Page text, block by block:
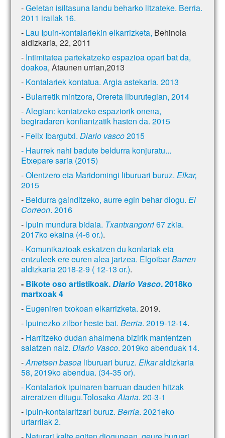
-Geletan isiltasuna landu beharko litzateke. Berria.
2011 irailak 16.
- Lau Ipuin-kontalariekin elkarrizketa, Behinola
aldizkaria, 22, 2011
- Intimitatea partekatzeko espazioa opari bat da,
doakoa, Ataunen urrian,2013
- Kontalariek kontatua. Argia astekaria. 2013
- Bularretik mintzora,Orereta liburutegian, 2014
-Alegian: kontatzeko espaziorik onena,
begiradaren konfiantzatik hasten da. 2015
- Felix Ibargutxi.Diario vasco2015
- Haurrek nahi badute beldurra konjuratu...
Etxepare saria (2015)
-Olentzero eta Maridomingi liburuari buruz.Elkar,
2015
- Beldurra gainditzeko, aurre egin behar diogu.El
Correon. 2016
- Ipuin mundura bidaia. Txantxangorri67 zkia.
2017ko ekaina (4-6 or.).
- Komunikazioak eskatzen du konlariak eta
entzuleek ere euren alea jartzea. ElgoibarBarren
aldizkaria 2018-2-9 ( 12-13 or.).
- Bikote oso artistikoak.Diario Vasco. 2018ko
martxoak 4
- Eugeniren txokoan elkarrizketa.2019.
- Ipuinezko zilbor heste bat.Berria. 2019-12-14.
- Harritzeko dudan ahalmena bizirik mantentzen
saiatzen naiz.Diario Vasco. 2019ko abenduak 14.
-Ametsen basoa liburuari buruz.Elkar aldizkaria
58, 2019ko abendua. (34-35 or).
- Kontalariok ipuinaren barruan dauden hitzak
aireratzen ditugu.TolosakoAtaria.20-3-1
- Ipuin-kontalaritzari buruz. Berria. 2021eko
urtarrilak 2.